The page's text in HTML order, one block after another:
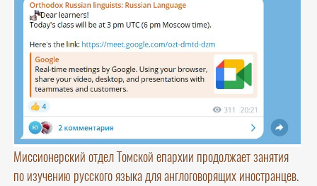
Миссионерский отдел Томской епархии продолжает занятия
по изучению русского языка для англоговорящих иностранцев.